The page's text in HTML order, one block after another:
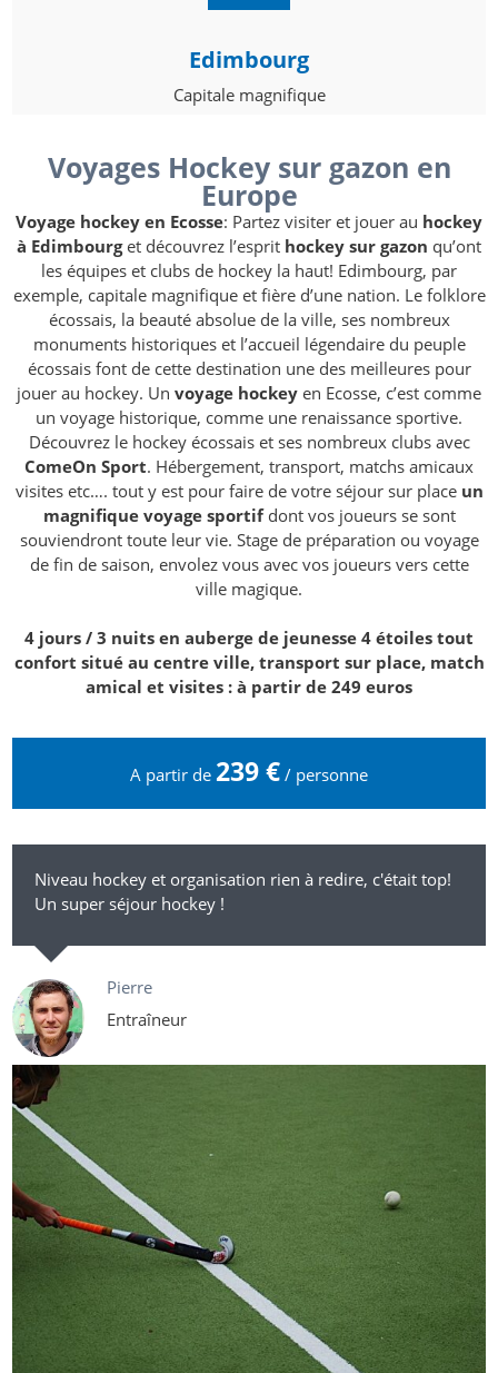
Edimbourg
Capitale magnifique
Voyages Hockey sur gazon en
Europe
Voyage hockey en Ecosse: Partez visiter et jouer au hockey
à Edimbourget découvrez l’esprit hockey sur gazon qu’ont
les équipes et clubs de hockey la haut! Edimbourg, par
exemple, capitale magnifique et fière d’une nation. Le folklore
écossais, la beauté absolue de la ville, ses nombreux
monuments historiques et l’accueil légendaire du peuple
écossais font de cette destination une des meilleures pour
jouer au hockey. Un voyage hockey en Ecosse, c’est comme
un voyage historique, comme une renaissance sportive.
Découvrez le hockey écossais et ses nombreux clubs avec
ComeOn Sport. Hébergement, transport, matchs amicaux
visites etc…. tout y est pour faire de votre séjour sur place un
magnifique voyage sportifdont vos joueurs se sont
souviendront toute leur vie. Stage de préparation ou voyage
de fin de saison, envolez vous avec vos joueurs vers cette
ville magique.
4 jours / 3 nuits en auberge de jeunesse 4 étoiles tout
confort situé au centre ville, transport sur place, match
amical et visites : à partir de 249 euros
A partir de 239 € / personne
Niveau hockey et organisation rien à redire, c'était top!
Un super séjour hockey !
Pierre
Entraîneur